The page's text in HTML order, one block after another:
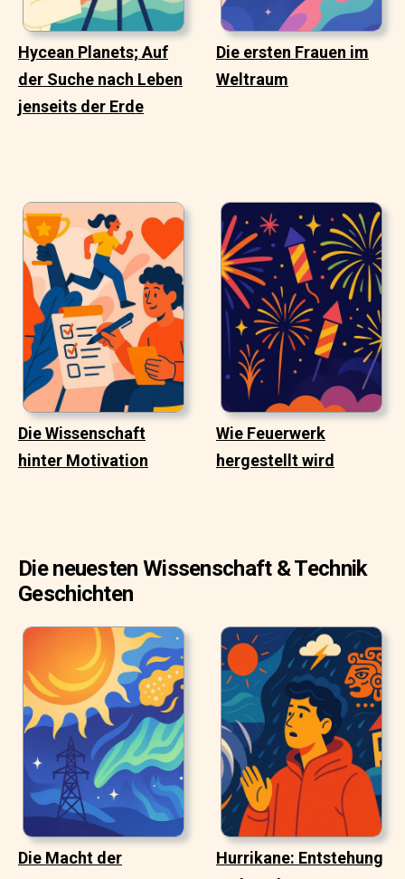
Hycean Planets; Auf
der Suche nach Leben
jenseits der Erde
Die ersten Frauen im
Weltraum
Die Wissenschaft
hinter Motivation
Wie Feuerwerk
hergestellt wird
Die neuesten Wissenschaft & Technik
Geschichten
Die Macht der
Hurrikane: Entstehung